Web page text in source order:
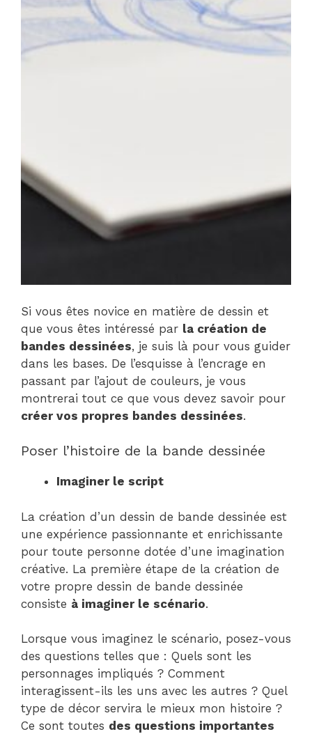
Si vous êtes novice en matière de dessin et
que vous êtes intéressé par la création de
bandes dessinées, je suis là pour vous guider
dans les bases. De l’esquisse à l’encrage en
passant par l’ajout de couleurs, je vous
montrerai tout ce que vous devez savoir pour
créer vos propres bandes dessinées.
Poser l’histoire de la bande dessinée
Imaginer le script
La création d’un dessin de bande dessinée est
une expérience passionnante et enrichissante
pour toute personne dotée d’une imagination
créative. La première étape de la création de
votre propre dessin de bande dessinée
consiste à imaginer le scénario.
Lorsque vous imaginez le scénario, posez-vous
des questions telles que : Quels sont les
personnages impliqués ? Comment
interagissent-ils les uns avec les autres ? Quel
type de décor servira le mieux mon histoire ?
Ce sont toutes des questions importantes